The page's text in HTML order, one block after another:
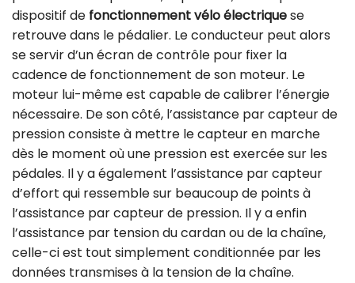
dispositif de fonctionnement vélo électriquese
retrouve dans le pédalier. Le conducteur peut alors
se servir d’un écran de contrôle pour fixer la
cadence de fonctionnement de son moteur. Le
moteur lui-même est capable de calibrer l’énergie
nécessaire. De son côté, l’assistance par capteur de
pression consiste à mettre le capteur en marche
dès le moment où une pression est exercée sur les
pédales. Il y a également l’assistance par capteur
d’effort qui ressemble sur beaucoup de points à
l’assistance par capteur de pression. Il y a enfin
l’assistance par tension du cardan ou de la chaîne,
celle-ci est tout simplement conditionnée par les
données transmises à la tension de la chaîne.